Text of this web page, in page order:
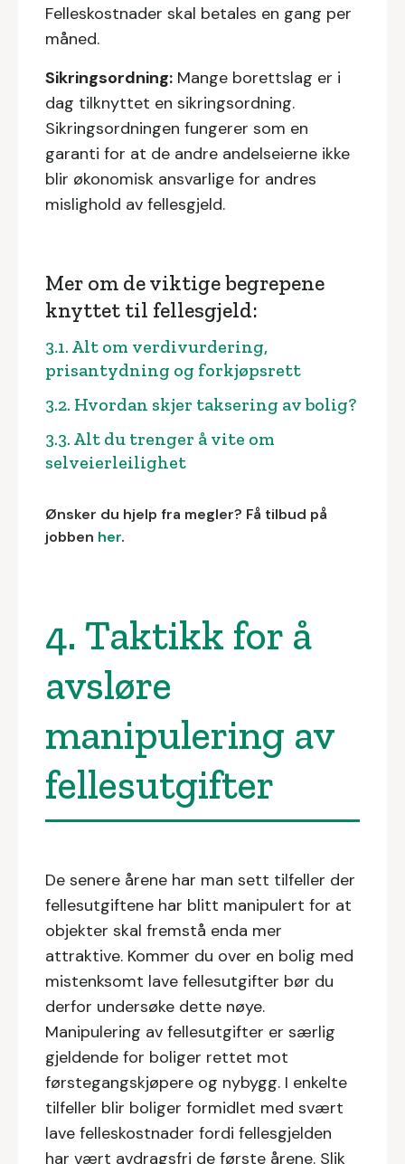
Felleskostnader skal betales en gang per
måned.
Sikringsordning: Mange borettslag er i
dag tilknyttet en sikringsordning.
Sikringsordningen fungerer som en
garanti for at de andre andelseierne ikke
blir økonomisk ansvarlige for andres
mislighold av fellesgjeld.
Mer om de viktige begrepene
knyttet til fellesgjeld:
3.1. Alt om verdivurdering,
prisantydning og forkjøpsrett
3.2. Hvordan skjer taksering av bolig?
3.3. Alt du trenger å vite om
selveierleilighet
Ønsker du hjelp fra megler? Få tilbud på
jobben her.
4. Taktikk for å
avsløre
manipulering av
fellesutgifter
De senere årene har man sett tilfeller der
fellesutgiftene har blitt manipulert for at
objekter skal fremstå enda mer
attraktive. Kommer du over en bolig med
mistenksomt lave fellesutgifter bør du
derfor undersøke dette nøye.
Manipulering av fellesutgifter er særlig
gjeldende for boliger rettet mot
førstegangskjøpere og nybygg. I enkelte
tilfeller blir boliger formidlet med svært
lave felleskostnader fordi fellesgjelden
har vært avdragsfri de første årene. Slik